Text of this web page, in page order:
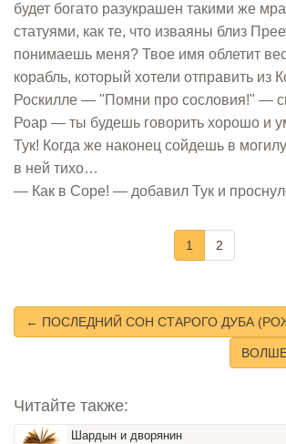
будет богато разукрашен такими же
статуями, как те, что изваяны близ
понимаешь меня? Твое имя облетит
корабль, который хотели отправить из
Роскилле — "Помни про сословия!" —
Роар — ты будешь говорить хорошо и
Тук! Когда же наконец сойдешь в
в ней тихо…
— Как в Соре! — добавил Тук и
1 2
← ПОСЛЕДНИЙ СОН СТАРОГО ДУБА
Читайте также:
Шардын и дворянин